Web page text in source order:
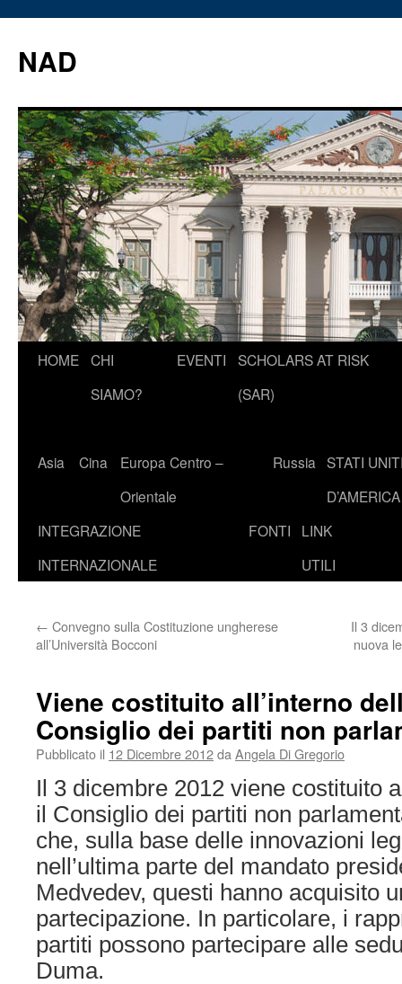
contenuto
NAD
HOME CHI
SIAMO?
EVENTI
SCHOLARS AT RISK
(SAR)
Asia Cina
Europa Centro –
Orientale
Russia STATI
D’AMERICA
INTEGRAZIONE
INTERNAZIONALE
FONTI
LINK
UTILI
← Convegno sulla Costituzione ungherese
all’Università Bocconi
Il 3
nuova
Viene costituito all’interno
Consiglio dei partiti non
Pubblicato il 12 Dicembre 2012da Angela Di Gregorio
Il 3 dicembre 2012 viene costituito
il Consiglio dei partiti non
che, sulla base delle innovazioni
nell’ultima parte del mandato
Medvedev, questi hanno acquisito
partecipazione. In particolare, i
partiti possono partecipare alle
Duma.